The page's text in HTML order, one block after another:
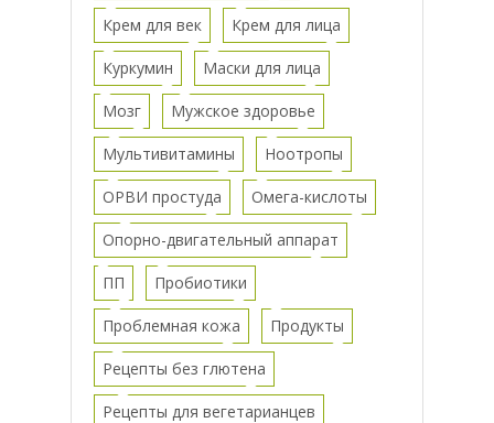
Крем для век Крем для лица
Куркумин Маски для лица
Мозг Мужское здоровье
Мультивитамины Ноотропы
ОРВИ простуда Омега-кислоты
Опорно-двигательный аппарат
ПП Пробиотики
Проблемная кожа Продукты
Рецепты без глютена
Рецепты для вегетарианцев